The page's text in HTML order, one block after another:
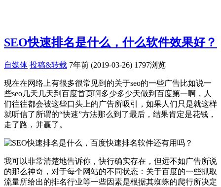
SEO快速排名是什么，什么软件效果好？
自媒体 投稿&转载 7年前 (2019-03-26) 1797浏览
现在在网络上有很多很常见到的关于seo的一些广告比如说一
些seo几天几天到百度首页啊多少多少天做到百度第一啊，人
们往往都会被这些口头上的广告所吸引，如果人们只是就这样
就听信了所谓的“快速”方法那么到了最后，结果肯定是花钱，
走了路，并赢了。
我可以非常清楚地告诉你，快行确实存在，但远不如广告所说
的那么神奇，对于每个网站的不同状态：关于百度的一些抓取
流量所给出的排名行业等一些因素是根据其蜘蛛的爬行所决定